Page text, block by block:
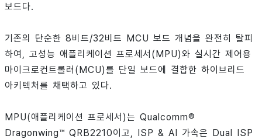
보드다.
기존의 단순한 8비트/32비트 MCU 보드 개념을 완전히 탈피
하여, 고성능 애플리케이션 프로세서(MPU)와 실시간 제어용
마이크로컨트롤러(MCU)를 단일 보드에 결합한 하이브리드
아키텍처를 채택하고 있다.
MPU(애플리케이션 프로세서)는 Qualcomm®
Dragonwing™ QRB2210이고, ISP & AI 가속은 Dual ISP